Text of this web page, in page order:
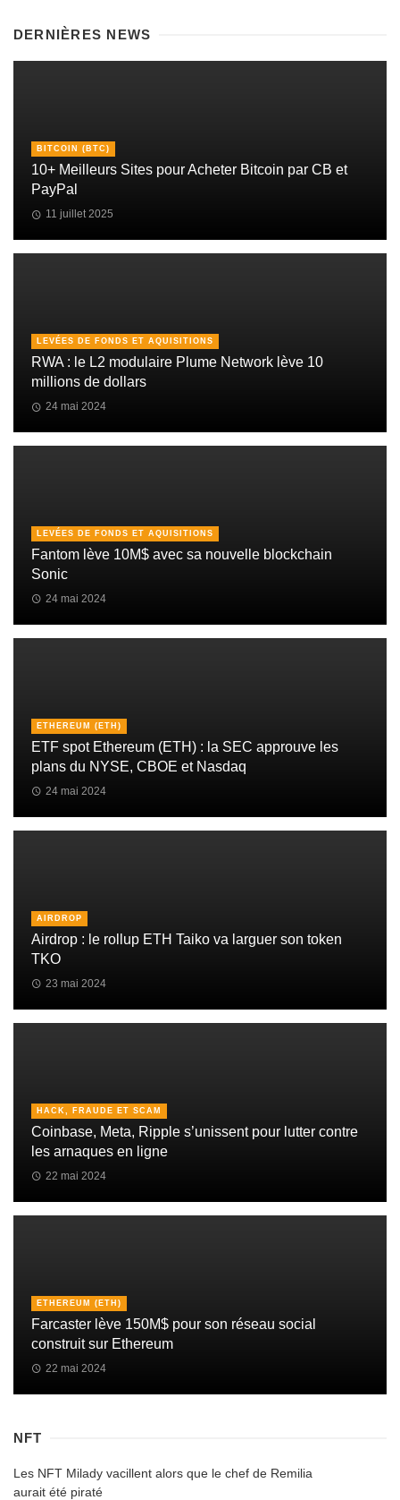
DERNIÈRES NEWS
BITCOIN (BTC)
10+ Meilleurs Sites pour Acheter Bitcoin par CB et
PayPal
11 juillet 2025
LEVÉES DE FONDS ET AQUISITIONS
RWA : le L2 modulaire Plume Network lève 10
millions de dollars
24 mai 2024
LEVÉES DE FONDS ET AQUISITIONS
Fantom lève 10M$ avec sa nouvelle blockchain
Sonic
24 mai 2024
ETHEREUM (ETH)
ETF spot Ethereum (ETH) : la SEC approuve les
plans du NYSE, CBOE et Nasdaq
24 mai 2024
AIRDROP
Airdrop : le rollup ETH Taiko va larguer son token
TKO
23 mai 2024
HACK, FRAUDE ET SCAM
Coinbase, Meta, Ripple s’unissent pour lutter contre
les arnaques en ligne
22 mai 2024
ETHEREUM (ETH)
Farcaster lève 150M$ pour son réseau social
construit sur Ethereum
22 mai 2024
NFT
Les NFT Milady vacillent alors que le chef de Remilia
aurait été piraté